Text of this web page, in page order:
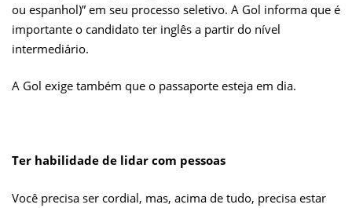
ou espanhol)” em seu processo seletivo. A Gol informa que é
importante o candidato ter inglês a partir do nível
intermediário.
A Gol exige também que o passaporte esteja em dia.
Ter habilidade de lidar com pessoas
Você precisa ser cordial, mas, acima de tudo, precisa estar